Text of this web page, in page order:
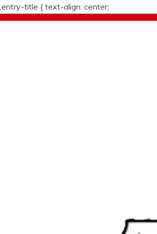
.entry-title { text-align: center;
Skip